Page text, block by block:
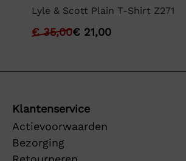
Lyle & Scott Plain T-Shirt Z271
€35,00€ 21,00
Klantenservice
Actievoorwaarden
Bezorging